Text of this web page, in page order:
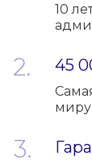
10
45
миру